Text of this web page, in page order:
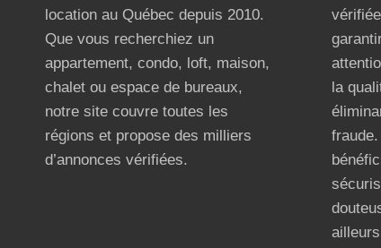
location au Québec depuis 2010.
Que vous recherchiez un
appartement, condo, loft, maison,
chalet ou espace de bureaux,
notre site couvre toutes les
régions et propose des milliers
d’annonces vérifiées.
la